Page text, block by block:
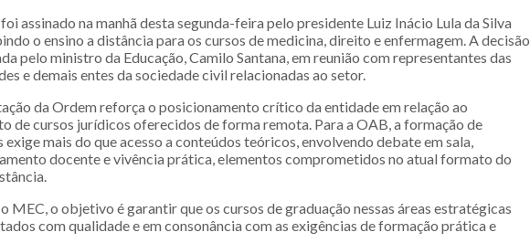
assinado na manhã desta segunda-feira pelo presidente Luiz Inácio Lula da Silva
o ensino a distância para os cursos de medicina, direito e enfermagem. A decisão
pelo ministro da Educação, Camilo Santana, em reunião com representantes das
e demais entes da sociedade civil relacionadas ao setor.
da Ordem reforça o posicionamento crítico da entidade em relação ao
de cursos jurídicos oferecidos de forma remota. Para a OAB, a formação de
exige mais do que acesso a conteúdos teóricos, envolvendo debate em sala,
docente e vivência prática, elementos comprometidos no atual formato do
MEC, o objetivo é garantir que os cursos de graduação nessas áreas estratégicas
com qualidade e em consonância com as exigências de formação prática e